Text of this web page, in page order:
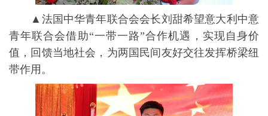
▲法国中华青年联合会会长刘甜希望意大利中意
青年联合会借助“一带一路”合作机遇，实现自身价
值，回馈当地社会，为两国民间友好交往发挥桥梁纽
带作用。